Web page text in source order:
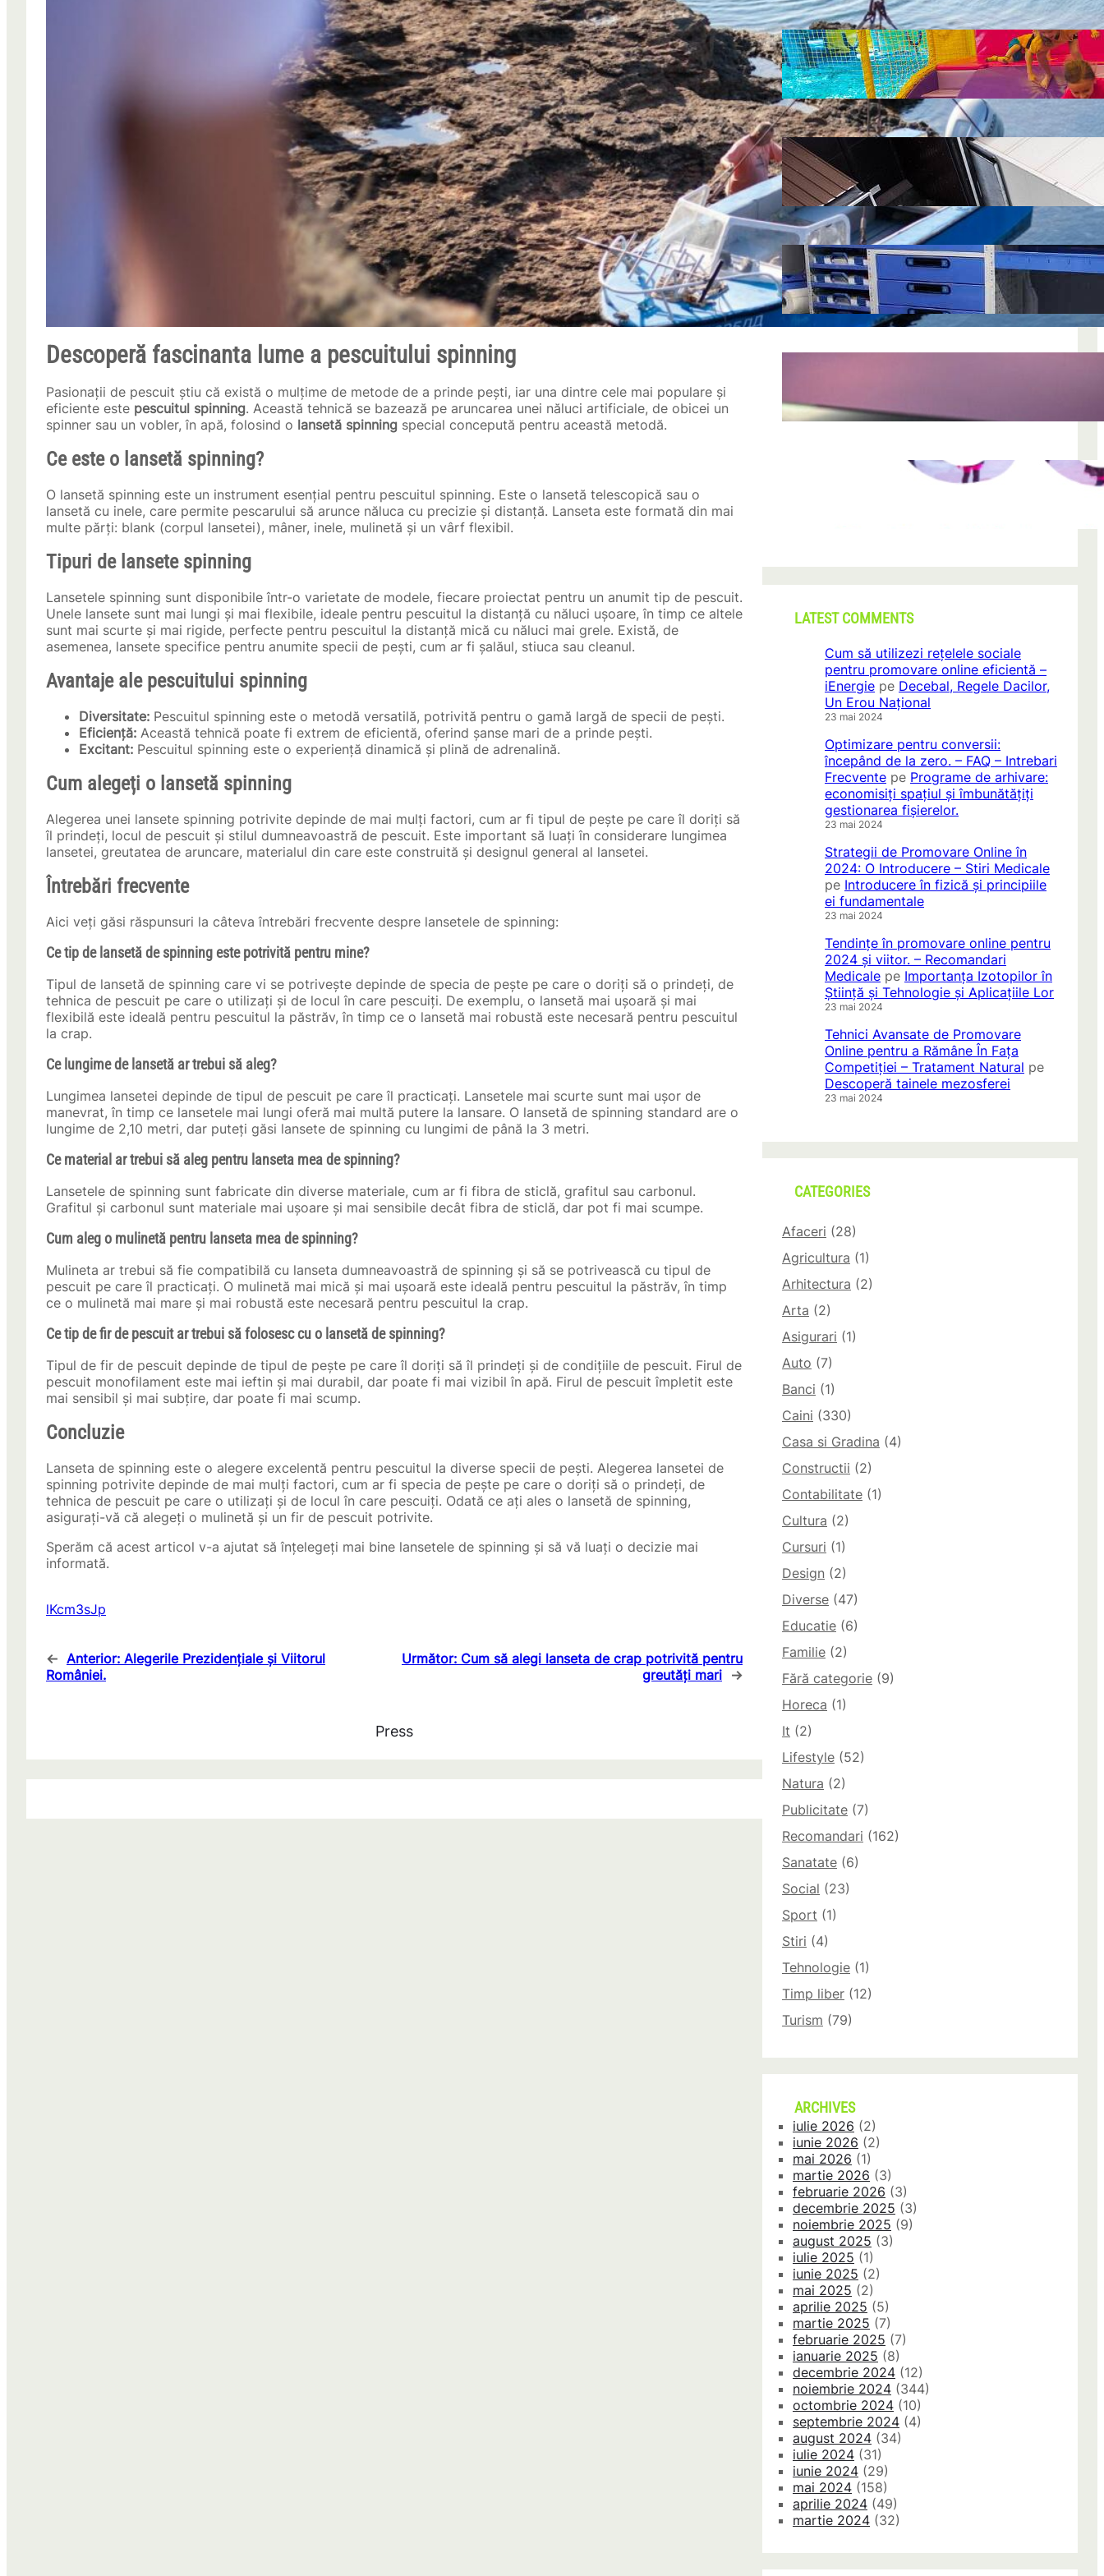
Descoperă fascinanta lume a pescuitului spinning
Pasionații de pescuit știu că există o mulțime de metode de a prinde pești, iar una dintre cele mai populare și
eficiente este pescuitul spinning. Această tehnică se bazează pe aruncarea unei năluci artificiale, de obicei un
spinner sau un vobler, în apă, folosind o lansetă spinning special concepută pentru această metodă.
Ce este o lansetă spinning?
O lansetă spinning este un instrument esențial pentru pescuitul spinning. Este o lansetă telescopică sau o
lansetă cu inele, care permite pescarului să arunce năluca cu precizie și distanță. Lanseta este formată din mai
multe părți: blank (corpul lansetei), mâner, inele, mulinetă și un vârf flexibil.
Tipuri de lansete spinning
Lansetele spinning sunt disponibile într-o varietate de modele, fiecare proiectat pentru un anumit tip de pescuit.
Unele lansete sunt mai lungi și mai flexibile, ideale pentru pescuitul la distanță cu năluci ușoare, în timp ce altele
sunt mai scurte și mai rigide, perfecte pentru pescuitul la distanță mică cu năluci mai grele. Există, de
asemenea, lansete specifice pentru anumite specii de pești, cum ar fi șalăul, stiuca sau cleanul.
Avantaje ale pescuitului spinning
Diversitate: Pescuitul spinning este o metodă versatilă, potrivită pentru o gamă largă de specii de pești.
Eficiență: Această tehnică poate fi extrem de eficientă, oferind șanse mari de a prinde pești.
Excitant: Pescuitul spinning este o experiență dinamică și plină de adrenalină.
Cum alegeți o lansetă spinning
Alegerea unei lansete spinning potrivite depinde de mai mulți factori, cum ar fi tipul de pește pe care îl doriți să
îl prindeți, locul de pescuit și stilul dumneavoastră de pescuit. Este important să luați în considerare lungimea
lansetei, greutatea de aruncare, materialul din care este construită și designul general al lansetei.
Întrebări frecvente
Aici veți găsi răspunsuri la câteva întrebări frecvente despre lansetele de spinning:
Ce tip de lansetă de spinning este potrivită pentru mine?
Tipul de lansetă de spinning care vi se potrivește depinde de specia de pește pe care o doriți să o prindeți, de
tehnica de pescuit pe care o utilizați și de locul în care pescuiți. De exemplu, o lansetă mai ușoară și mai
flexibilă este ideală pentru pescuitul la păstrăv, în timp ce o lansetă mai robustă este necesară pentru pescuitul
la crap.
Ce lungime de lansetă ar trebui să aleg?
Lungimea lansetei depinde de tipul de pescuit pe care îl practicați. Lansetele mai scurte sunt mai ușor de
manevrat, în timp ce lansetele mai lungi oferă mai multă putere la lansare. O lansetă de spinning standard are o
lungime de 2,10 metri, dar puteți găsi lansete de spinning cu lungimi de până la 3 metri.
Ce material ar trebui să aleg pentru lanseta mea de spinning?
Lansetele de spinning sunt fabricate din diverse materiale, cum ar fi fibra de sticlă, grafitul sau carbonul.
Grafitul și carbonul sunt materiale mai ușoare și mai sensibile decât fibra de sticlă, dar pot fi mai scumpe.
Cum aleg o mulinetă pentru lanseta mea de spinning?
Mulineta ar trebui să fie compatibilă cu lanseta dumneavoastră de spinning și să se potrivească cu tipul de
pescuit pe care îl practicați. O mulinetă mai mică și mai ușoară este ideală pentru pescuitul la păstrăv, în timp
ce o mulinetă mai mare și mai robustă este necesară pentru pescuitul la crap.
Ce tip de fir de pescuit ar trebui să folosesc cu o lansetă de spinning?
Tipul de fir de pescuit depinde de tipul de pește pe care îl doriți să îl prindeți și de condițiile de pescuit. Firul de
pescuit monofilament este mai ieftin și mai durabil, dar poate fi mai vizibil în apă. Firul de pescuit împletit este
mai sensibil și mai subțire, dar poate fi mai scump.
Concluzie
Lanseta de spinning este o alegere excelentă pentru pescuitul la diverse specii de pești. Alegerea lansetei de
spinning potrivite depinde de mai mulți factori, cum ar fi specia de pește pe care o doriți să o prindeți, de
tehnica de pescuit pe care o utilizați și de locul în care pescuiți. Odată ce ați ales o lansetă de spinning,
asigurați-vă că alegeți o mulinetă și un fir de pescuit potrivite.
Sperăm că acest articol v-a ajutat să înțelegeți mai bine lansetele de spinning și să vă luați o decizie mai
informată.
lKcm3sJp
← Anterior: Alegerile Prezidențiale și Viitorul
României.
Următor: Cum să alegi lanseta de crap potrivită pentru
greutăți mari →
Press
LATEST POSTS
Soluții pentru părinții care vor să își vadă
copiii explorând în loc să stea pe
telefoane
iul. 25, 2026
Ce soluție de urmărire GPS este
recomandată pentru transport marfă
iul. 2, 2026
Atelier mobil: cum transformi o dubă
obișnuită într-un spațiu de lucru care
chiar funcționează
iun. 24, 2026
iun. 23, 2026
CONI FEST 2026 – o editie record prin
LATEST COMMENTS
Cum să utilizezi rețelele sociale
pentru promovare online eficientă –
iEnergie pe Decebal, Regele Dacilor,
Un Erou Național
23 mai 2024
Optimizare pentru conversii:
începând de la zero. – FAQ – Intrebari
Frecvente pe Programe de arhivare:
economisiți spațiul și îmbunătățiți
gestionarea fișierelor.
23 mai 2024
Strategii de Promovare Online în
2024: O Introducere – Stiri Medicale
pe Introducere în fizică și principiile
ei fundamentale
23 mai 2024
Tendințe în promovare online pentru
2024 și viitor. – Recomandari
Medicale pe Importanța Izotopilor în
Știință și Tehnologie și Aplicațiile Lor
23 mai 2024
Tehnici Avansate de Promovare
Online pentru a Rămâne În Fața
Competiției – Tratament Natural pe
Descoperă tainele mezosferei
23 mai 2024
CATEGORIES
Afaceri (28)
Agricultura (1)
Arhitectura (2)
Arta (2)
Asigurari (1)
Auto (7)
Banci (1)
Caini (330)
Casa si Gradina (4)
Constructii (2)
Contabilitate (1)
Cultura (2)
Cursuri (1)
Design (2)
Diverse (47)
Educatie (6)
Familie (2)
Fără categorie (9)
Horeca (1)
It (2)
Lifestyle (52)
Natura (2)
Publicitate (7)
Recomandari (162)
Sanatate (6)
Social (23)
Sport (1)
Stiri (4)
Tehnologie (1)
Timp liber (12)
Turism (79)
ARCHIVES
iulie 2026 (2)
iunie 2026 (2)
mai 2026 (1)
martie 2026 (3)
februarie 2026 (3)
decembrie 2025 (3)
noiembrie 2025 (9)
august 2025 (3)
iulie 2025 (1)
iunie 2025 (2)
mai 2025 (2)
aprilie 2025 (5)
martie 2025 (7)
februarie 2025 (7)
ianuarie 2025 (8)
decembrie 2024 (12)
noiembrie 2024 (344)
octombrie 2024 (10)
septembrie 2024 (4)
august 2024 (34)
iulie 2024 (31)
iunie 2024 (29)
mai 2024 (158)
aprilie 2024 (49)
martie 2024 (32)